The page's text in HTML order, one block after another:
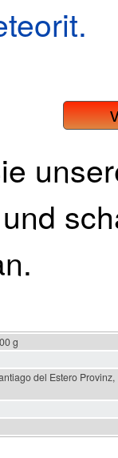
und
g
del Estero Provinz,